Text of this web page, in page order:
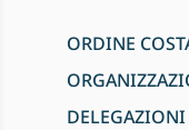
ORDINE
DELEGAZIONI